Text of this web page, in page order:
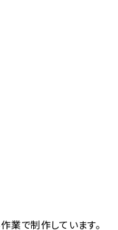
業で制作しています。